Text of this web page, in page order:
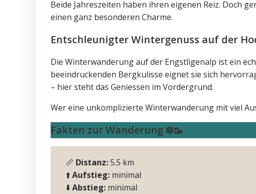
Beide Jahreszeiten haben ihren eigenen Reiz. Doch
einen ganz besonderen Charme.
Entschleunigter Wintergenuss auf der
Die Winterwanderung auf der Engstligenalp ist ein
beeindruckenden Bergkulisse eignet sie sich
– hier steht das Geniessen im Vordergrund.
Wer eine unkomplizierte Winterwanderung mit viel
Fakten zur Wanderung ❄️🥾
📏 Distanz:5.5 km
⬆️Aufstieg: minimal
⬇️Abstieg: minimal